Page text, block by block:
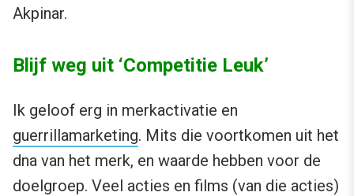
Akpinar.
Blijf weg uit ‘Competitie Leuk’
Ik geloof erg in merkactivatie en
guerrillamarketing. Mits die voortkomen uit het
dna van het merk, en waarde hebben voor de
doelgroep. Veel acties en films (van die acties)